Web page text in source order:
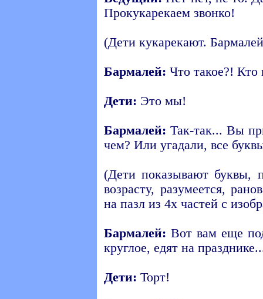
Прокукарекаем звонко!
(Дети кукарекают.
Бармалей: Что такое?! Кто
Дети: Это мы!
Бармалей: Так-так... Вы
чем? Или угадали, все
(Дети показывают буквы,
возрасту, разумеется,
на пазл из 4х частей с
Бармалей: Вот вам еще
круглое, едят на
Дети: Торт!